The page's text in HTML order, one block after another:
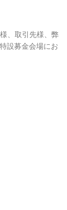
、取引先様、弊
設募金会場にお